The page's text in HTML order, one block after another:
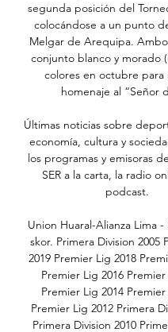
segunda posición del
colocándose a un punto
Melgar de Arequipa.
conjunto blanco y morado
colores en octubre para
homenaje al “Señor
Últimas noticias sobre
economía, cultura y
los programas y emisoras
SER a la carta, la radio
podcast.
Union Huaral-Alianza Lima -
skor. Primera Division 2005
2019 Premier Lig 2018
Premier Lig 2016
Premier Lig 2014
Premier Lig 2012 Primera
Primera Division 2010